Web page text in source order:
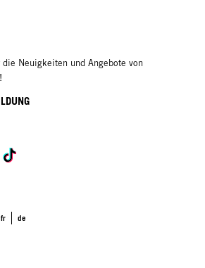
Neuigkeiten und Angebote von
fr de